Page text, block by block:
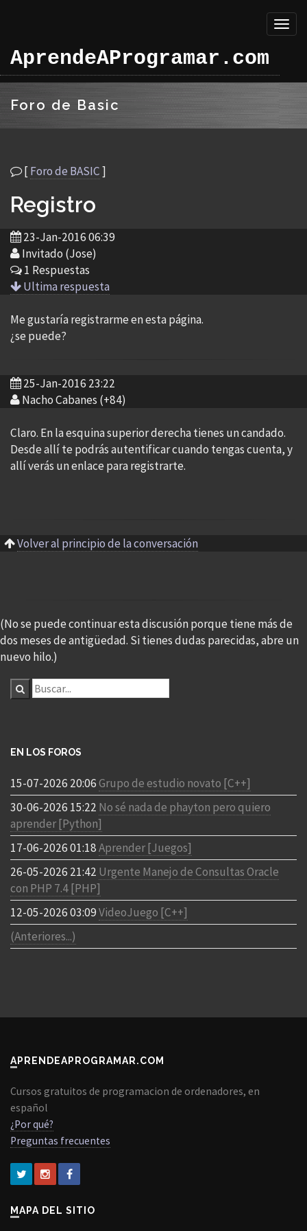
AprendeAProgramar.com
Foro de Basic
[Foro de BASIC]
Registro
23-Jan-2016 06:39
Invitado (Jose)
1 Respuestas
Ultima respuesta
Me gustaría registrarme en esta página.
¿se puede?
25-Jan-2016 23:22
Nacho Cabanes (+84)
Claro. En la esquina superior derecha tienes un candado.
Desde allí te podrás autentificar cuando tengas cuenta, y
allí verás un enlace para registrarte.
Volver al principio de la conversación
(No se puede continuar esta discusión porque tiene más de
dos meses de antigüedad. Si tienes dudas parecidas, abre un
nuevo hilo.)
EN LOS FOROS
15-07-2026 20:06Grupo de estudio novato [C++]
30-06-2026 15:22 No sé nada de phayton pero quiero
aprender [Python]
17-06-2026 01:18Aprender [Juegos]
26-05-2026 21:42 Urgente Manejo de Consultas Oracle
con PHP 7.4 [PHP]
12-05-2026 03:09VideoJuego [C++]
(Anteriores...)
APRENDEAPROGRAMAR.COM
Cursos gratuitos de programacion de ordenadores, en
español
¿Por qué?
Preguntas frecuentes
MAPA DEL SITIO